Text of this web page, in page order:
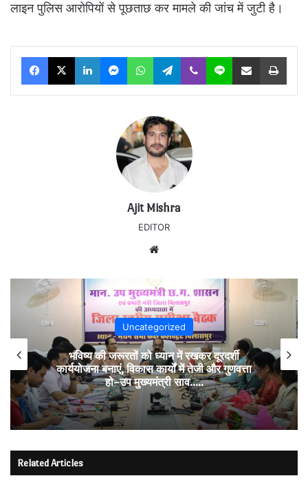
लाइन पुलिस आरोपियों से पूछताछ कर मामले की जांच में जुटी है।
Facebook
X LinkedInMessengerWhatsAppTelegram
Viber Line Share via Email Print
Ajit Mishra
EDITOR
Uncategorized
भविष्य की जरूरतों को ध्यान में रखकर दूरदर्शी
कार्ययोजना बनाएं, विकास कार्यों में तेजी और गुणवत्ता
हो–उप मुख्यमंत्री साव…..
Related Articles